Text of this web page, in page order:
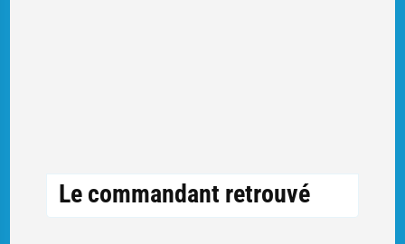
Le commandant retrouvé